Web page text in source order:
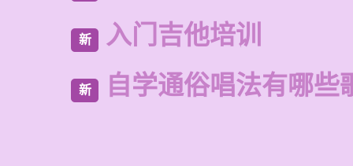
新 入门吉他培训
新 自学通俗唱法有哪些